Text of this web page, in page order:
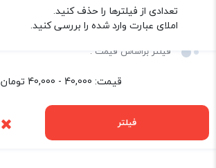
فقط کالاهای موجود
فیلتر براساس قیمت :
قیمت: 40,000 - 40,000 تومان
فیلتر
تعدادی از فیلترها را حذف کنید.
املای عبارت وارد شده را بررسی کنید.
بازگشت به بالا